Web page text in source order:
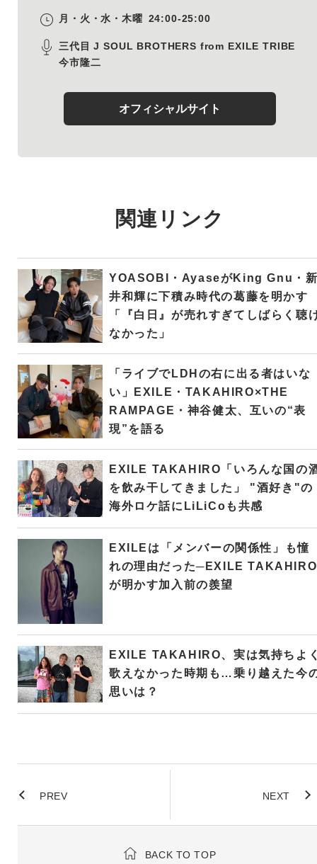
月・火・水・木曜 24:00-25:00
三代目 J SOUL BROTHERS from EXILE TRIBE
今市隆二
オフィシャルサイト
関連リンク
YOASOBI・AyaseがKing Gnu・
井和輝に下積み時代の葛藤を明かす
「『白日』が売れすぎてしばらく聴
なかった」
「ライブでLDHの右に出る者はいな
い」EXILE・TAKAHIRO×THE
RAMPAGE・神谷健太、互いの“表
現”を語る
EXILE TAKAHIRO「いろんな国の
を飲み干してきました」 "酒好き"の
海外ロケ話にLiLiCoも共感
EXILEは「メンバーの関係性」も憧
れの理由だった─EXILE TAKAHIRO
が明かす加入前の羨望
EXILE TAKAHIRO、実は気持ちよ
歌えなかった時期も…乗り越えた今
思いは？
PREV NEXT
BACK TO TOP